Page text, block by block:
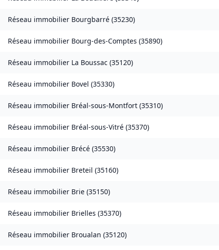
Réseau immobilier Bourgbarré (35230)
Réseau immobilier Bourg-des-Comptes (35890)
Réseau immobilier La Boussac (35120)
Réseau immobilier Bovel (35330)
Réseau immobilier Bréal-sous-Montfort (35310)
Réseau immobilier Bréal-sous-Vitré (35370)
Réseau immobilier Brécé (35530)
Réseau immobilier Breteil (35160)
Réseau immobilier Brie (35150)
Réseau immobilier Brielles (35370)
Réseau immobilier Broualan (35120)